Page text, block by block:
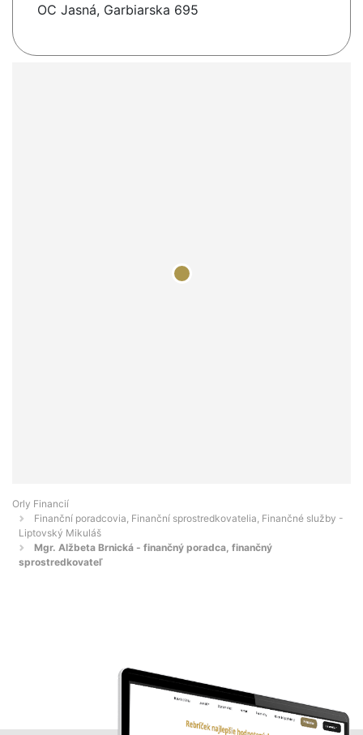
OC Jasná, Garbiarska 695
Orly Financií
Finanční poradcovia, Finanční sprostredkovatelia, Finančné služby -
Liptovský Mikuláš
Mgr. Alžbeta Brnická - finančný poradca, finančný
sprostredkovateľ